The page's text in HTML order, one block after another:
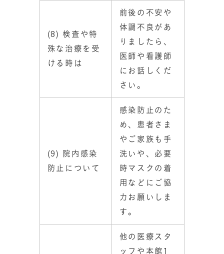
(8) 検査や特
殊な治療を受
ける時は
前後の不安や
体調不良があ
りましたら、
医師や看護師
にお話しくだ
さい。
(9) 院内感染
防止について
感染防止のた
め、患者さま
やご家族も手
洗いや、必要
時マスクの着
用などにご協
力お願いしま
す。
他の医療スタ
ッフや本館1